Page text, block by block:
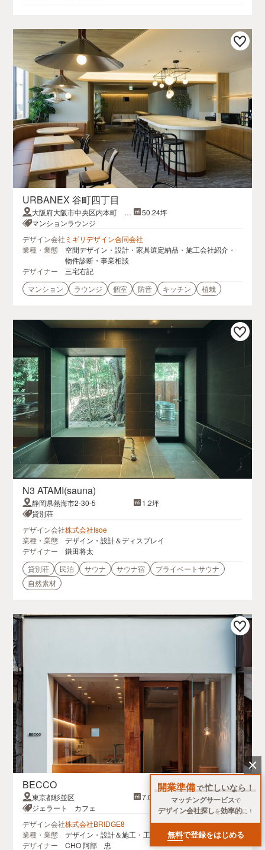
開業準備で忙しいなら！
マッチングサービスで
デザイン会社探しを効率的に！
無料で登録をはじめる
URBANEX 谷町四丁目
大阪府大阪市中央区内本町 一
丁目アーバネックス谷町四丁目
50.24坪
マンションラウンジ
デザイン会社 ミギリデザイン合同会社
業種・業態
空間デザイン・設計・家具選定納品・施工会社紹介・
物件診断・事業相談
デザイナー
三宅右記
マンション
ラウンジ 個室 防音 キッチン 植栽
N3 ATAMI(sauna)
静岡県熱海市2-30-5
1.2坪
貸別荘
デザイン会社株式会社Isoe
業種・業態
デザイン・設計＆ディスプレイ
デザイナー
鎌田将太
貸別荘
民泊 サウナ サウナ宿
プライベートサウナ
自然素材
BECCO
東京都杉並区
7.0坪
ジェラート カフェ
デザイン会社株式会社BRIDGE8
業種・業態
デザイン・設計＆施工・工事
デザイナー
CHO 阿部 忠